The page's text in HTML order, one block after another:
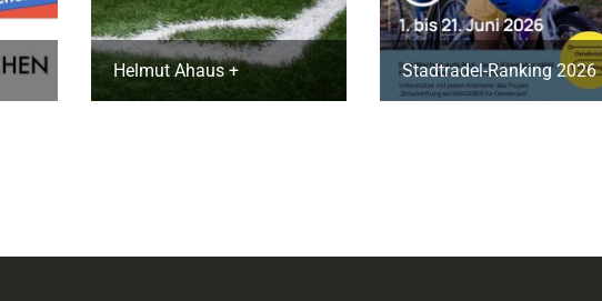
Helmut Ahaus + Stadtradel-Ranking 2026